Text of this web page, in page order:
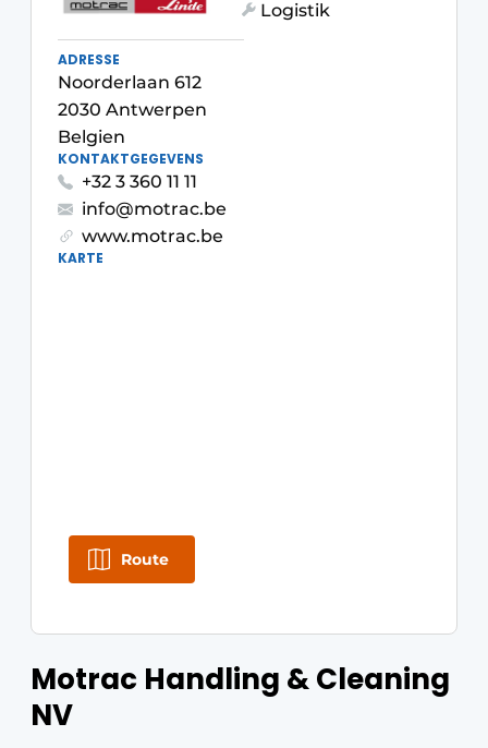
Motrac Handling & Cleaning
NV
Logistik
ADRESSE
Noorderlaan 612
2030 Antwerpen
Belgien
KONTAKTGEGEVENS
+32 3 360 11 11
info@motrac.be
www.motrac.be
KARTE
Route